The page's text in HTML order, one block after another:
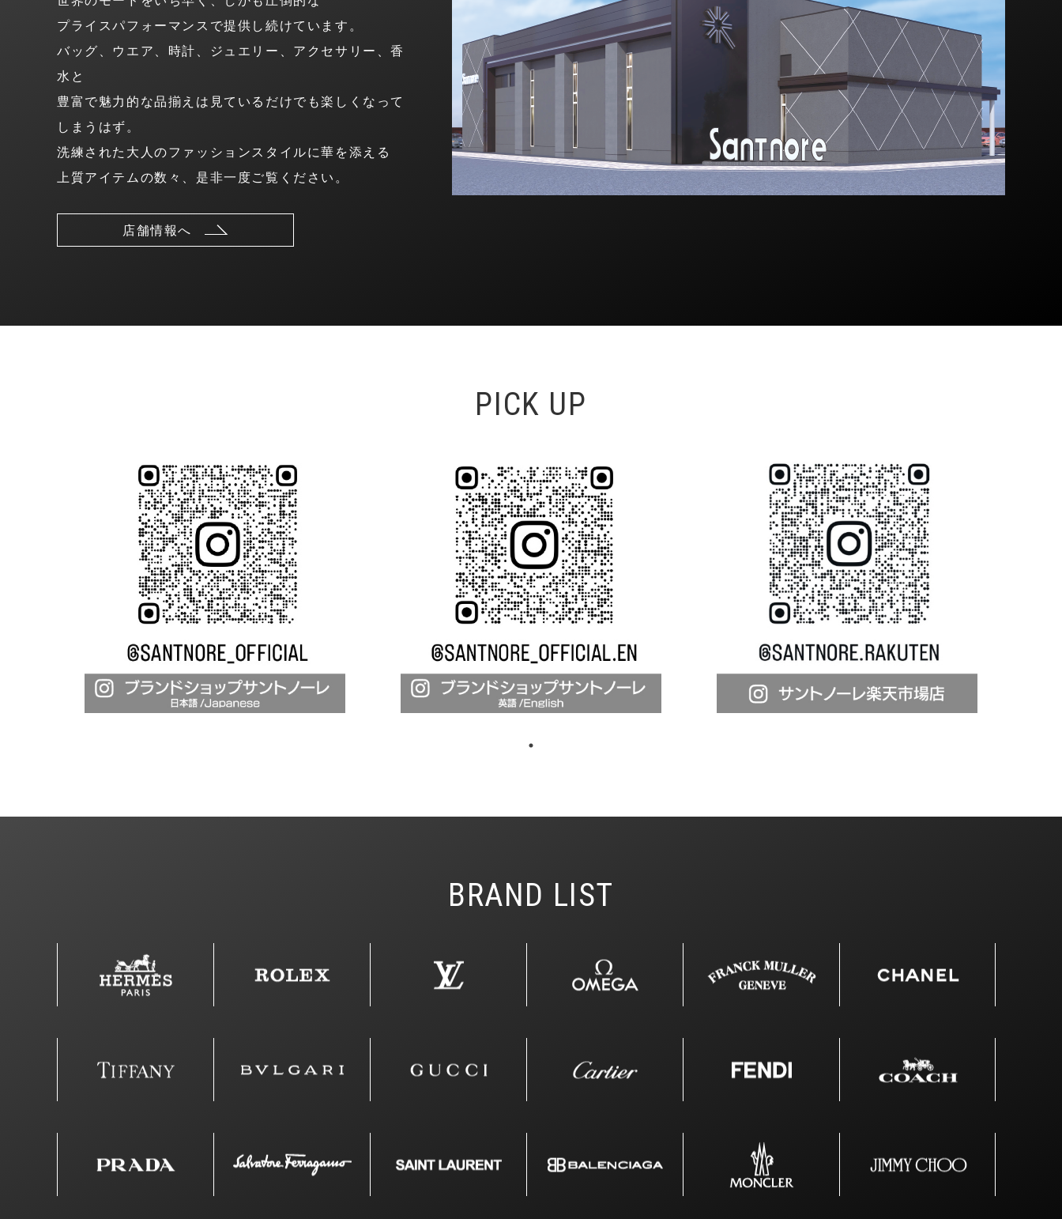
プライスパフォーマンスで提供し続けています。
バッグ、ウエア、時計、ジュエリー、アクセサリー、香
水と
豊富で魅力的な品揃えは見ているだけでも楽しくなって
しまうはず。
洗練された大人のファッションスタイルに華を添える
上質アイテムの数々、是非一度ご覧ください。
店舗情報へ
PICK UP
BRAND LIST